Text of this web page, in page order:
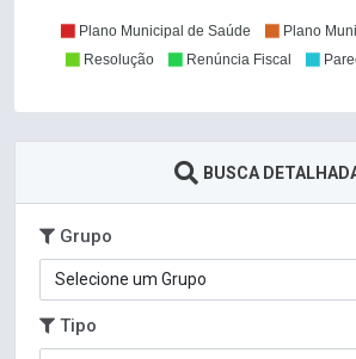
Plano Municipal de Saúde
Plano
Resolução
Renúncia Fiscal
BUSCA
Grupo
Tipo